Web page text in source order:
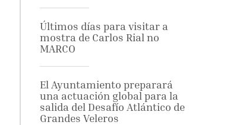
Últimos días para visitar a
mostra de Carlos Rial no
MARCO
El Ayuntamiento preparará
una actuación global para la
salida del Desafío Atlántico de
Grandes Veleros